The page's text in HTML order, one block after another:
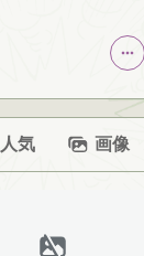
人気 画像